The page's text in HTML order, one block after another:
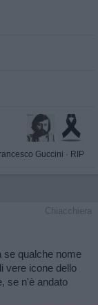
Guccini · RIP
Chiacchiera
se qualche nome
vere icone dello
se n'è andato